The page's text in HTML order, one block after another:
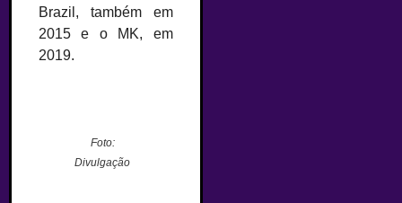
Brazil, também em
2015 e o MK, em
2019.
Foto:
Divulgação